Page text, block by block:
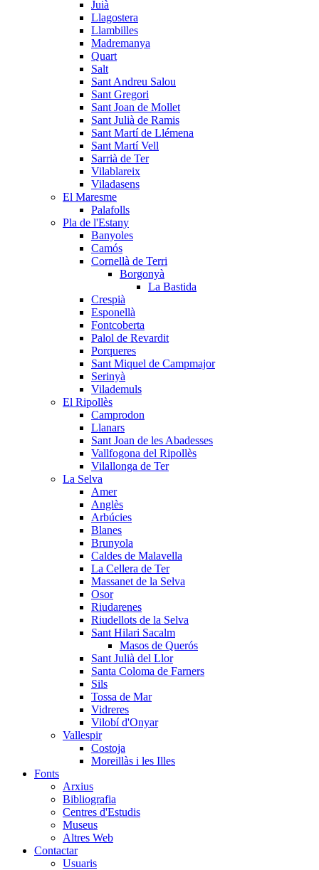
Juià
Llagostera
Llambilles
Madremanya
Quart
Salt
Sant Andreu Salou
Sant Gregori
Sant Joan de Mollet
Sant Julià de Ramis
Sant Martí de Llémena
Sant Martí Vell
Sarrià de Ter
Vilablareix
Viladasens
El Maresme
Palafolls
Pla de l'Estany
Banyoles
Camós
Cornellà de Terri
Borgonyà
La Bastida
Crespià
Esponellà
Fontcoberta
Palol de Revardit
Porqueres
Sant Miquel de Campmajor
Serinyà
Vilademuls
El Ripollès
Camprodon
Llanars
Sant Joan de les Abadesses
Vallfogona del Ripollès
Vilallonga de Ter
La Selva
Amer
Anglès
Arbúcies
Blanes
Brunyola
Caldes de Malavella
La Cellera de Ter
Massanet de la Selva
Osor
Riudarenes
Riudellots de la Selva
Sant Hilari Sacalm
Masos de Querós
Sant Julià del Llor
Santa Coloma de Farners
Sils
Tossa de Mar
Vidreres
Vilobí d'Onyar
Vallespir
Costoja
Moreillàs i les Illes
Fonts
Arxius
Bibliografia
Centres d'Estudis
Museus
Altres Web
Contactar
Usuaris